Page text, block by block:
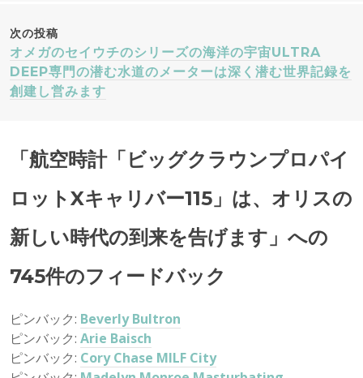
ビ
ゲ
シ
ョ
ン
次の投稿
オメガのセイウチのシリーズの海洋の宇宙ULTRA
DEEP専門の潜む水道のメーターは深く潜む世界記録を
創建し営みます
「航空時計「ビッグクラウンプロパイ
ロットXキャリバー115」は、オリスの
新しい時代の到来を告げます 」への
745件のフィードバック
ピンバック: Beverly Bultron
ピンバック: Arie Baisch
ピンバック: Cory Chase MILF City